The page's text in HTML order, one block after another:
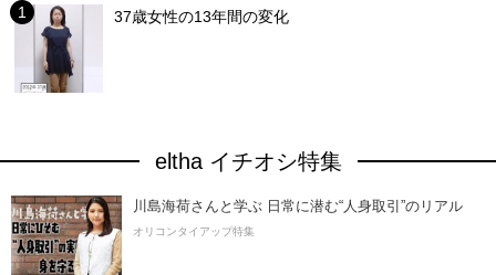
37歳女性の13年間の変化
eltha イチオシ特集
川島海荷さんと学ぶ 日常に潜む“人身取引”のリアル
オリコンタイアップ特集